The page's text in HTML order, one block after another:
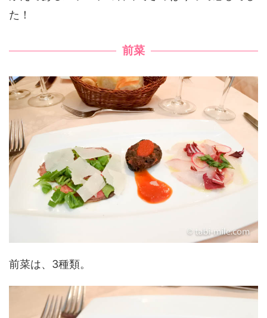
た！
前菜
前菜は、3種類。